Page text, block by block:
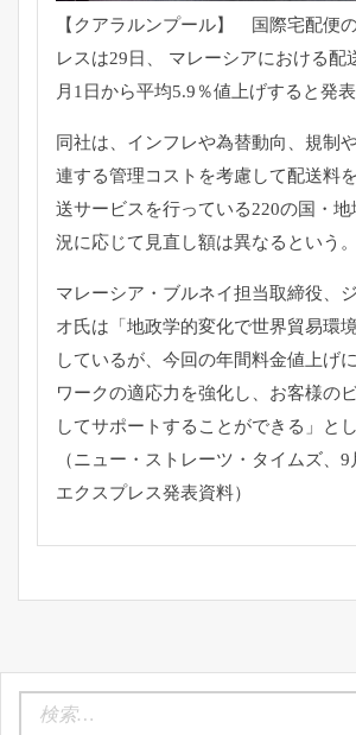
【クアラルンプール】 国際宅配便
レスは29日、 マレーシアにおける配
月1日から平均5.9％値上げすると発表
同社は、インフレや為替動向、 規制
連する管理コストを考慮して配送料
送サービスを行っている220の国・地
況に応じて見直し額は異なるという。
マレーシア・ブルネイ担当取締役、
オ氏は「 地政学的変化で世界貿易環
しているが、 今回の年間料金値上げ
ワークの適応力を強化し、 お客様の
してサポートすることができる」
と
（ニュー・ストレーツ・タイムズ、9
エクスプレス発表資料）